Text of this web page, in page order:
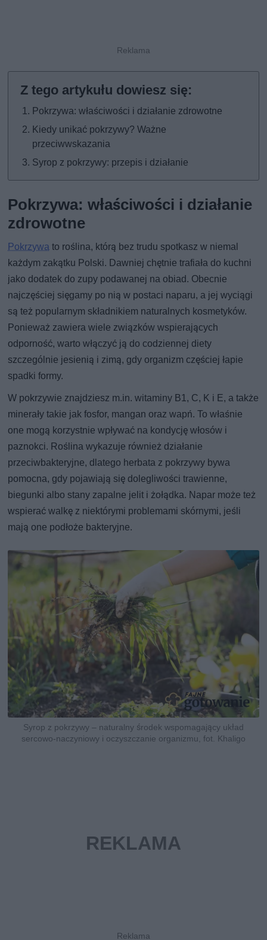
Pokrzywa: właściwości i działanie zdrowotne
Kiedy unikać pokrzywy? Ważne
przeciwwskazania
Syrop z pokrzywy: przepis i działanie
Pokrzywa: właściwości i działanie
zdrowotne
Pokrzywa to roślina, którą bez trudu spotkasz w niemal
każdym zakątku Polski. Dawniej chętnie trafiała do kuchni
jako dodatek do zupy podawanej na obiad. Obecnie
najczęściej sięgamy po nią w postaci naparu, a jej wyciągi
są też popularnym składnikiem naturalnych kosmetyków.
Ponieważ zawiera wiele związków wspierających
odporność, warto włączyć ją do codziennej diety
szczególnie jesienią i zimą, gdy organizm częściej łapie
spadki formy.
W pokrzywie znajdziesz m.in. witaminy B1, C, K i E, a także
minerały takie jak fosfor, mangan oraz wapń. To właśnie
one mogą korzystnie wpływać na kondycję włosów i
paznokci. Roślina wykazuje również działanie
przeciwbakteryjne, dlatego herbata z pokrzywy bywa
pomocna, gdy pojawiają się dolegliwości trawienne,
biegunki albo stany zapalne jelit i żołądka. Napar może też
wspierać walkę z niektórymi problemami skórnymi, jeśli
mają one podłoże bakteryjne.
Syrop z pokrzywy – naturalny środek wspomagający układ
sercowo-naczyniowy i oczyszczanie organizmu, fot. Khaligo